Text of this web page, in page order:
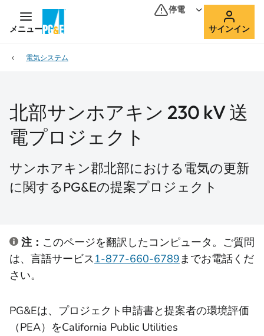
メニュー
停電
サインイン
電気システム
北部サンホアキン 230 kV 送
電プロジェクト
サンホアキン郡北部における電気の更新
に関するPG&Eの提案プロジェクト
注： このページを翻訳したコンピュータ。ご質問
は、言語サービス1-877-660-6789までお電話くだ
さい。
PG&Eは、プロジェクト申請書と提案者の環境評価
（PEA）をCalifornia Public Utilities